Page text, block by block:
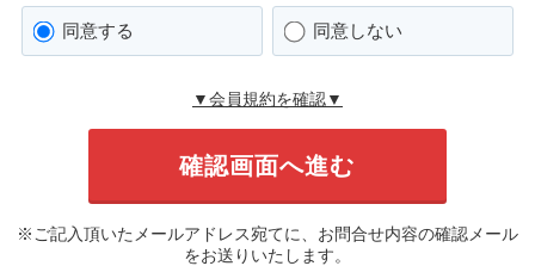
同意する 同意しない
▼会員規約を確認▼
※ご記入頂いたメールアドレス宛てに、お問合せ内容の確認メール
をお送りいたします。